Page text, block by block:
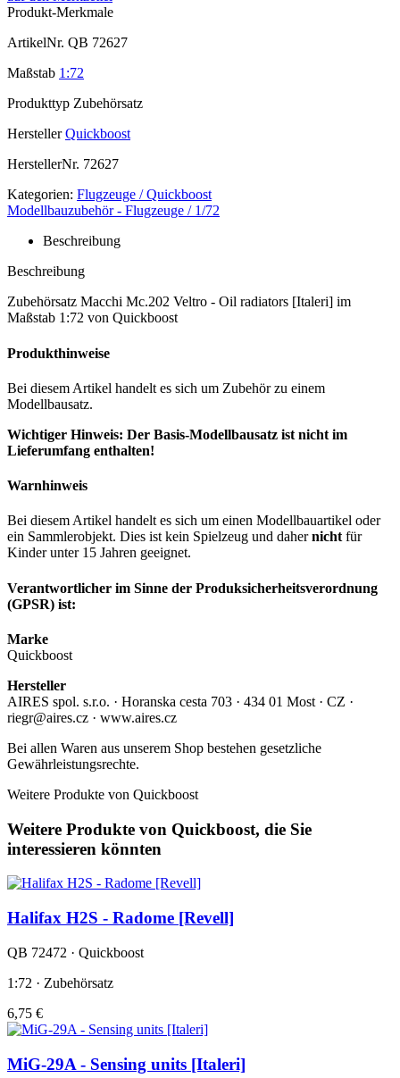
Produkt-Merkmale
ArtikelNr. QB 72627
Maßstab 1:72
Produkttyp Zubehörsatz
Hersteller Quickboost
HerstellerNr. 72627
Kategorien: Flugzeuge / Quickboost
Modellbauzubehör - Flugzeuge / 1/72
Beschreibung
Beschreibung
Zubehörsatz Macchi Mc.202 Veltro - Oil radiators [Italeri] im
Maßstab 1:72 von Quickboost
Produkthinweise
Bei diesem Artikel handelt es sich um Zubehör zu einem
Modellbausatz.
Wichtiger Hinweis: Der Basis-Modellbausatz ist nicht im
Lieferumfang enthalten!
Warnhinweis
Bei diesem Artikel handelt es sich um einen Modellbauartikel oder
ein Sammlerobjekt. Dies ist kein Spielzeug und dahernicht für
Kinder unter 15 Jahren geeignet.
Verantwortlicher im Sinne der Produksicherheitsverordnung
(GPSR) ist:
Marke
Quickboost
Hersteller
AIRES spol. s.r.o. · Horanska cesta 703 · 434 01 Most · CZ ·
riegr@aires.cz · www.aires.cz
Bei allen Waren aus unserem Shop bestehen gesetzliche
Gewährleistungsrechte.
Weitere Produkte von Quickboost
Weitere Produkte von Quickboost, die Sie
interessieren könnten
Halifax H2S - Radome [Revell]
QB 72472 · Quickboost
1:72 · Zubehörsatz
6,75 €
MiG-29A - Sensing units [Italeri]